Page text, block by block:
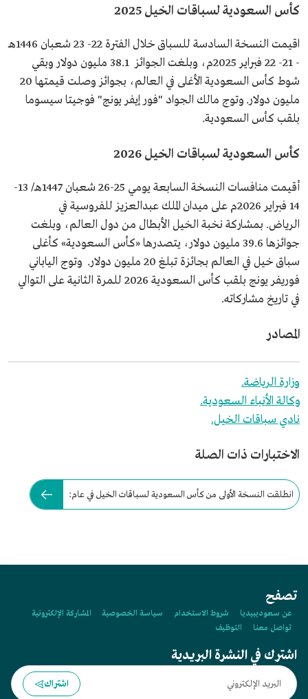
كأس السعودية لسباقات الخيل 2025
اقيمت النسخة السادسة للسباق خلال الفترة 22- 23 شعبان 1446هـ
- 21- 22 فبراير 2025م، وبلغت الجوائز 38.1 مليون دولار وبقي
شوط كأس السعودية الأغلى في العالم، بجوائز وصلت قيمتها 20
مليون دولار. وتوج مالك الجواد "فور إيفر يونج" فوجيتا سيسوما
بلقب كأس السعودية.
كأس السعودية لسباقات الخيل 2026
أقيمت منافسات النسخة السابعة يومي 25-26 شعبان 1447هـ/ 13-
14 فبراير 2026م على ميدان الملك عبدالعزيز للفروسية في
الرياض. بمشاركة نخبة الخيل الأبطال من دول العالم، وبلغت
جوائزها 39.6 مليون دولار، يتصدرها «كأس السعودية» كأغلى
سباق خيل في العالم بجائزة تبلغ 20 مليون دولار. وتوج الياباني
فوريفر يونج بلقب كأس السعودية 2026 للمرة الثانية على التوالي
في تاريخ مشاركاته.
المصادر
وزارة الرياضة.
وكالة الأنباء السعودية.
نادي سباقات الخيل.
الاختبارات ذات الصلة
انطلقت النسخة الأولى من كأس السعودية لسباقات الخيل في عام:
تصفح
عن سعوديبيديا شروط الاستخدام سياسة الخصوصية
المشاركة الإلكترونية
تواصل معنا
التوظيف
اشترك في النشرة البريدية
اشتراك